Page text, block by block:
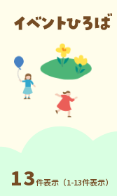
13件表示（1-13件表示）